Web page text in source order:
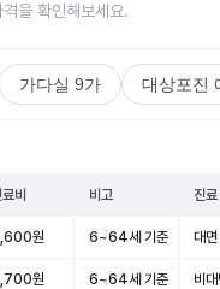
을 확인해보세요.
가다실 9가 대상포진
비 비고 진
원 6~64세 기준 대
원 6~64세 기준 비